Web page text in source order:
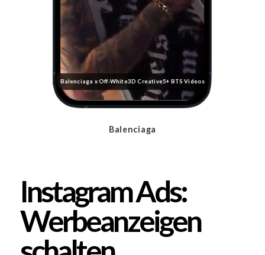
Balenciaga x Off-White3D Creative5+ BTS Videos
Balenciaga
Instagram Ads:
Werbeanzeigen